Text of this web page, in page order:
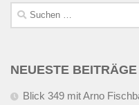
Suchen
nach:
NEUESTE BEITRÄGE
Blick 349 mit Arno